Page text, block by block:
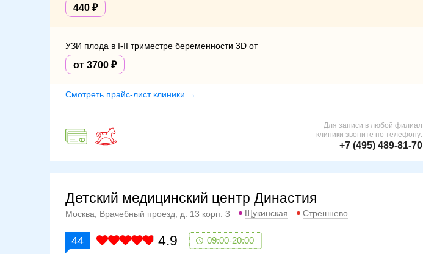
440
УЗИ плода в I-II триместре беременности 3D от
от 3700
Смотреть прайс-лист клиники →
Для записи в любой филиал
клиники звоните по телефону:
+7 (495) 489-81-70
Детский медицинский центр Династия
Москва, Врачебный проезд, д. 13 корп. 3 Щукинская Стрешнево
44 4.9 09:00-20:00